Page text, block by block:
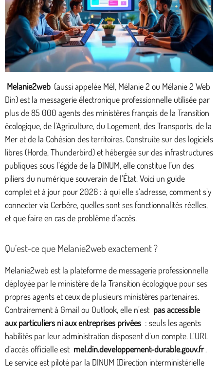
Melanie2web (aussi appelée Mél, Mélanie 2 ou Mélanie 2 Web
Din) est la messagerie électronique professionnelle utilisée par
plus de 85 000 agents des ministères français de la Transition
écologique, de l’Agriculture, du Logement, des Transports, de la
Mer et de la Cohésion des territoires. Construite sur des logiciels
libres (Horde, Thunderbird) et hébergée sur des infrastructures
publiques sous l’égide de la DINUM, elle constitue l’un des
piliers du numérique souverain de l’État. Voici un guide
complet et à jour pour 2026 : à qui elle s’adresse, comment s’y
connecter via Cerbère, quelles sont ses fonctionnalités réelles,
et que faire en cas de problème d’accès.
Qu’est-ce que Melanie2web exactement ?
Melanie2web est la plateforme de messagerie professionnelle
déployée par le ministère de la Transition écologique pour ses
propres agents et ceux de plusieurs ministères partenaires.
Contrairement à Gmail ou Outlook, elle n’est pas accessible
aux particuliers ni aux entreprises privées : seuls les agents
habilités par leur administration disposent d’un compte. L’URL
d’accès officielle est mel.din.developpement-durable.gouv.fr .
Le service est piloté par la DINUM (Direction interministérielle